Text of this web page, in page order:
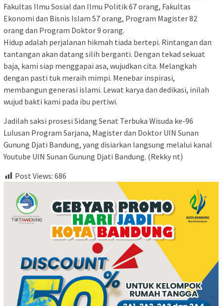
Fakultas Ilmu Sosial dan Ilmu Politik 67 orang, Fakultas
Ekonomi dan Bisnis Islam 57 orang, Program Magister 82
orang dan Program Doktor 9 orang.
Hidup adalah perjalanan hikmah tiada bertepi. Rintangan dan
tantangan akan datang silih berganti. Dengan tekad sekuat
baja, kami siap menggapai asa, wujudkan cita. Melangkah
dengan pasti tuk meraih mimpi. Menebar inspirasi,
membangun generasi islami. Lewat karya dan dedikasi, inilah
wujud bakti kami pada ibu pertiwi.
Jadilah saksi prosesi Sidang Senat Terbuka Wisuda ke-96
Lulusan Program Sarjana, Magister dan Doktor UIN Sunan
Gunung Djati Bandung, yang disiarkan langsung melalui kanal
Youtube UIN Sunan Gunung Djati Bandung. (Rekky nt)
Post Views: 686